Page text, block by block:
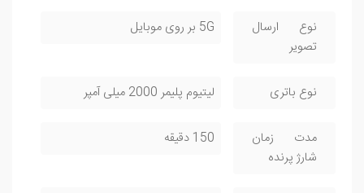
نوع ارسال
تصویر
5G بر روی موبایل
نوع باتری لیتیوم پلیمر 2000 میلی آمپر
مدت زمان
شارژ پرنده
150 دقیقه